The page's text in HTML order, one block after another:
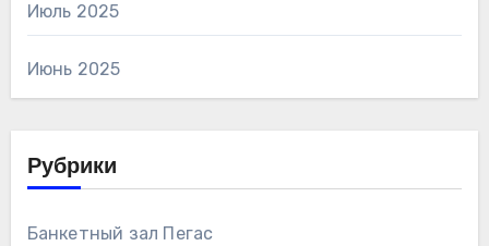
Июль 2025
Июнь 2025
Рубрики
Банкетный зал Пегас